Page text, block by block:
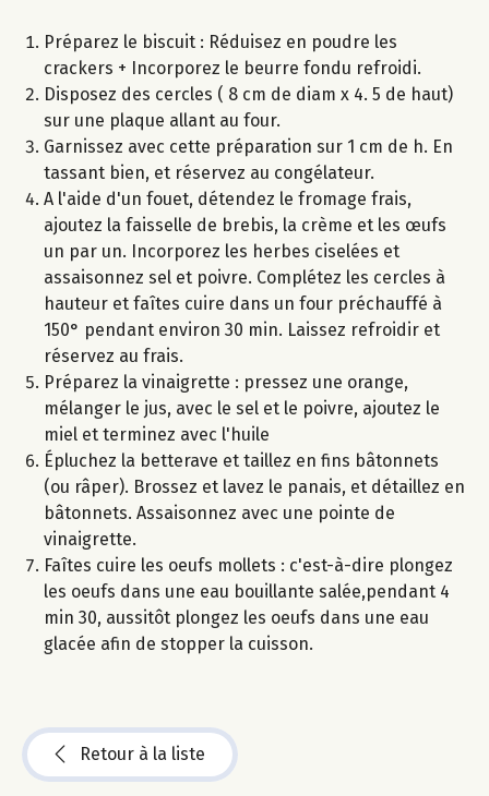
Préparez le biscuit : Réduisez en poudre les
crackers + Incorporez le beurre fondu refroidi.
Disposez des cercles ( 8 cm de diam x 4. 5 de haut)
sur une plaque allant au four.
Garnissez avec cette préparation sur 1 cm de h. En
tassant bien, et réservez au congélateur.
A l'aide d'un fouet, détendez le fromage frais,
ajoutez la faisselle de brebis, la crème et les œufs
un par un. Incorporez les herbes ciselées et
assaisonnez sel et poivre. Complétez les cercles à
hauteur et faîtes cuire dans un four préchauffé à
150° pendant environ 30 min. Laissez refroidir et
réservez au frais.
Préparez la vinaigrette : pressez une orange,
mélanger le jus, avec le sel et le poivre, ajoutez le
miel et terminez avec l'huile
Épluchez la betterave et taillez en fins bâtonnets
(ou râper). Brossez et lavez le panais, et détaillez en
bâtonnets. Assaisonnez avec une pointe de
vinaigrette.
Faîtes cuire les oeufs mollets : c'est-à-dire plongez
les oeufs dans une eau bouillante salée,pendant 4
min 30, aussitôt plongez les oeufs dans une eau
glacée afin de stopper la cuisson.
Retour à la liste